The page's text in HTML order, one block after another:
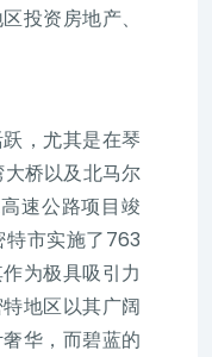
投资房地产、
，尤其是在琴
桥以及北马尔
速公路项目竣
市实施了763
为极具吸引力
地区以其广阔
华，而碧蓝的